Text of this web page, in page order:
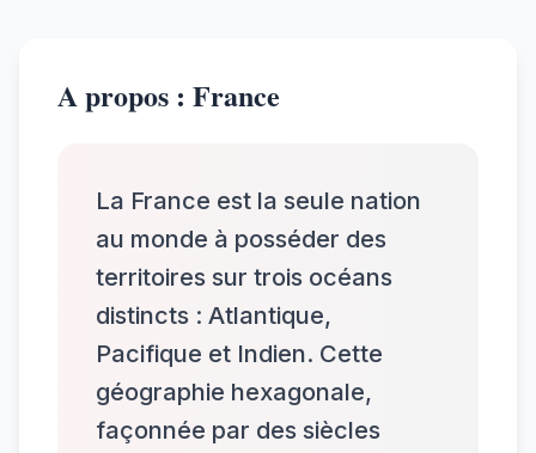
A propos : France
La France est la seule nation
au monde à posséder des
territoires sur trois océans
distincts : Atlantique,
Pacifique et Indien. Cette
géographie hexagonale,
façonnée par des siècles